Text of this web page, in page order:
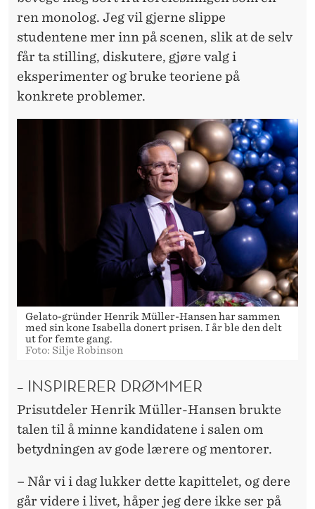
ren monolog. Jeg vil gjerne slippe
studentene mer inn på scenen, slik at de selv
får ta stilling, diskutere, gjøre valg i
eksperimenter og bruke teoriene på
konkrete problemer.
Gelato-gründer Henrik Müller-Hansen har sammen
med sin kone Isabella donert prisen. I år ble den delt
ut for femte gang.
Foto: Silje Robinson
– INSPIRERER DRØMMER
Prisutdeler Henrik Müller-Hansen brukte
talen til å minne kandidatene i salen om
betydningen av gode lærere og mentorer.
– Når vi i dag lukker dette kapittelet, og dere
går videre i livet, håper jeg dere ikke ser på